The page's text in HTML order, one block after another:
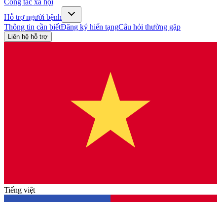
Công tác xã hội
Hỗ trợ người bệnh
Thông tin cần biếtĐăng ký hiến tạngCâu hỏi thường gặp
Liên hệ hỗ trợ
Tiếng việt